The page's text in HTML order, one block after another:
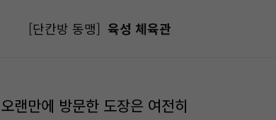
[단칸방 동맹] 육성 체육관
오랜만에 방문한 도장은 여전히